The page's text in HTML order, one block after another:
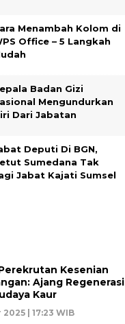
Menambah Kolom di
Office – 5 Langkah
Badan Gizi
Mengundurkan
Dari Jabatan
Deputi Di BGN,
Sumedana Tak
Jabat Kajati Sumsel
Kesenian
Ajang Regenerasi
Kaur
| 17:23 WIB